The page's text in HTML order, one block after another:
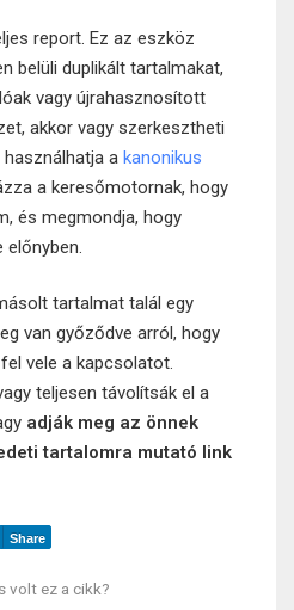
report. Ez az eszköz
belüli duplikált tartalmakat,
vagy újrahasznosított
akkor vagy szerkesztheti
a kanonikus
a keresőmotornak, hogy
és megmondja, hogy
előnyben.
tartalmat talál egy
van győződve arról, hogy
vele a kapcsolatot.
teljesen távolítsák el a
adják meg az önnek
tartalomra mutató link
Share
volt ez a cikk?